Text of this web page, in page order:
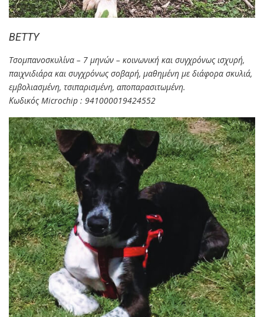
ΒETTY
Tσομπανοσκυλίνα – 7 μηνών – κοινωνική και συγχρόνως ισχυρή,
παιχνιδιάρα και συγχρόνως σοβαρή, μαθημένη με διάφορα σκυλιά,
εμβολιασμένη, τσιπαρισμένη, αποπαρασιτωμένη.
Κωδικός Microchip : 941000019424552